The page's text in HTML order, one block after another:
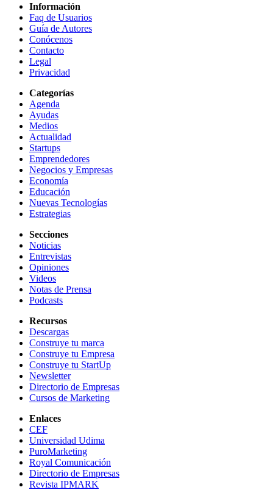
Información
Faq de Usuarios
Guía de Autores
Conócenos
Contacto
Legal
Privacidad
Categorías
Agenda
Ayudas
Medios
Actualidad
Startups
Emprendedores
Negocios y Empresas
Economía
Educación
Nuevas Tecnologías
Estrategias
Secciones
Noticias
Entrevistas
Opiniones
Videos
Notas de Prensa
Podcasts
Recursos
Descargas
Construye tu marca
Construye tu Empresa
Construye tu StartUp
Newsletter
Directorio de Empresas
Cursos de Marketing
Enlaces
CEF
Universidad Udima
PuroMarketing
Royal Comunicación
Directorio de Empresas
Revista IPMARK